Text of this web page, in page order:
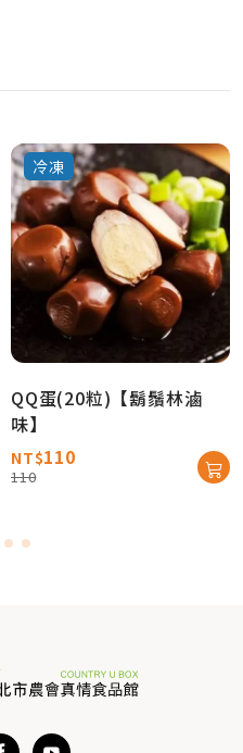
冷凍
QQ蛋(20粒)【鬍鬚林滷
味】
NT$110
110